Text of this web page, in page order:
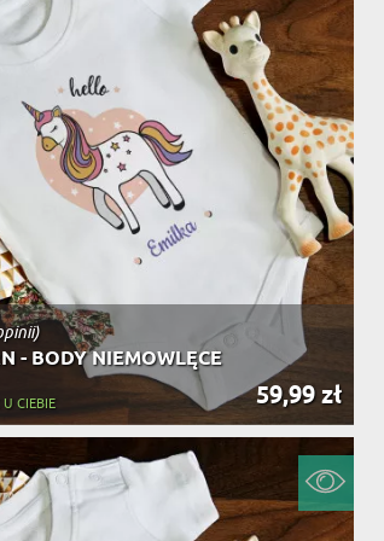
- BODY NIEMOWLĘCE
59,99 zł
CIEBIE